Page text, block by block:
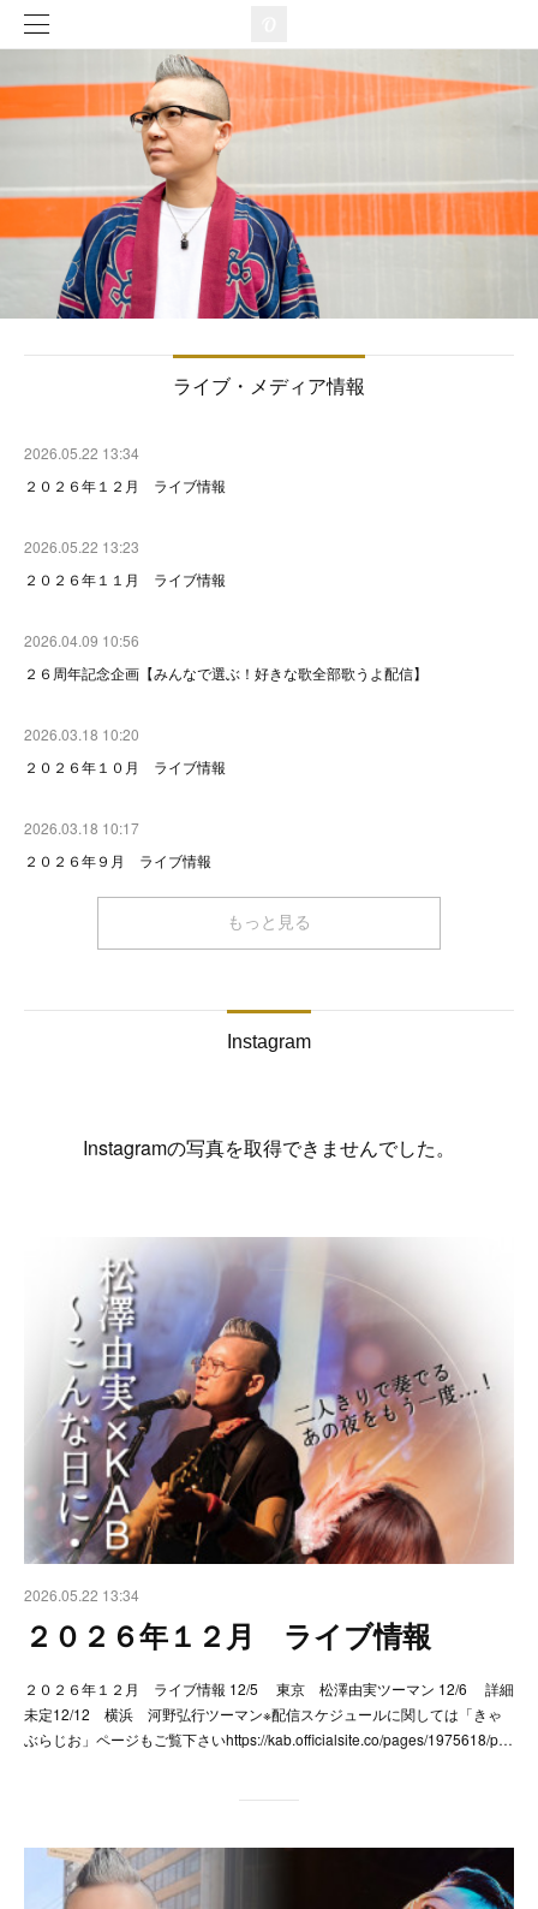
ライブ・メディア情報
2026.05.22 13:34
２０２６年１２月 ライブ情報
2026.05.22 13:23
２０２６年１１月 ライブ情報
2026.04.09 10:56
２６周年記念企画【みんなで選ぶ！好きな歌全部歌うよ配信】
2026.03.18 10:20
２０２６年１０月 ライブ情報
2026.03.18 10:17
２０２６年９月 ライブ情報
もっと見る
Instagram
Instagramの写真を取得できませんでした。
2026.05.22 13:34
２０２６年１２月 ライブ情報
２０２６年１２月 ライブ情報 12/5 東京 松澤由実ツーマン 12/6 詳細
未定12/12 横浜 河野弘行ツーマン※配信スケジュールに関しては「きゃ
ぶらじお」ページもご覧下さいhttps://kab.officialsite.co/pages/1975618/p…